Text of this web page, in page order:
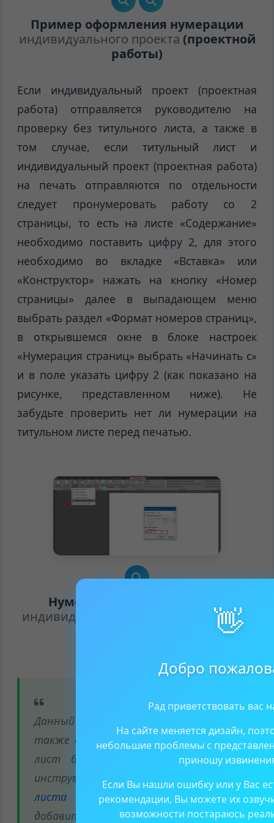
Пример оформления нумерации
индивидуального проекта (проектной
работы)
Если индивидуальный проект (проектная
работа) отправляется руководителю на
проверку без титульного листа, а также в
том случае, если титульный лист и
индивидуальный проект (проектная работа)
на печать отправляются по отдельности
следует пронумеровать работу со 2
страницы, то есть на листе «Содержание»
необходимо поставить цифру 2, для этого
необходимо во вкладке «Вставка» или
«Конструктор» нажать на кнопку «Номер
страницы» далее в выпадающем меню
выбрать раздел «Формат номеров страниц»,
в открывшемся окне в блоке настроек
«Нумерация страниц» выбрать «Начинать с»
и в поле указать цифру 2 (как показано на
рисунке, представленном ниже). Не
забудьте проверить нет ли нумерации на
титульном листе перед печатью.
Нумерация со 2 страницы в
индивидуальном проекте
(проектной
Данный способ можно использовать
также в том случае, если титульный
лист был сформирован через наш
инструмент «
Создание титульного
листа онлайн» и не получается
добавить его в проектную работу,
👋
Добро
Рад приветствовать вас
На сайте меняется дизайн,
небольшие проблемы с
приношу
Если Вы нашли ошибку или у Вас
рекомендации, Вы можете их
возможности постараюсь